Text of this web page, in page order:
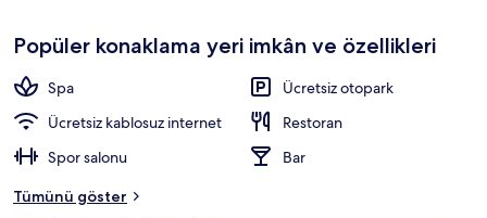
Popüler konaklama yeri imkân ve özellikleri
Spa
Ücretsiz otopark
Ücretsiz kablosuz internet
Restoran
Spor salonu
Bar
Tümünü göster